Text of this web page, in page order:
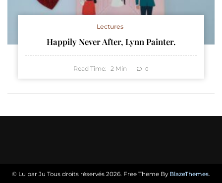
Lectures
Happily Never After, Lynn Painter.
Read Time: 2 Min 0
© Lu par Ju Tous droits réservés 2026. Free Theme By BlazeThemes.